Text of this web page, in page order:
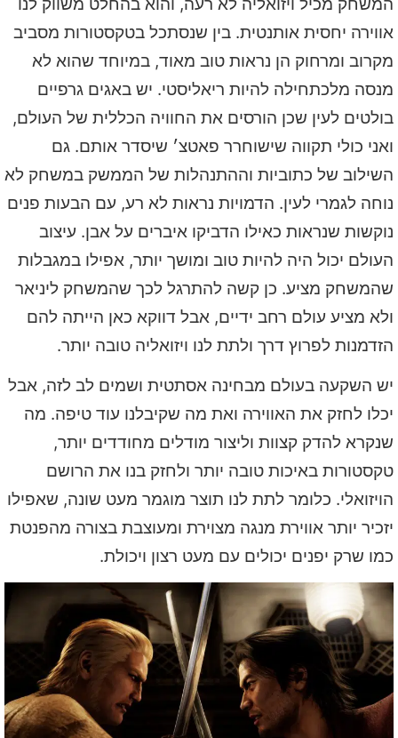
המשחק מכיל ויזואליה לא רעה, והוא בהחלט משווק לנו
אווירה יחסית אותנטית. בין שנסתכל בטקסטורות מסביב
מקרוב ומרחוק הן נראות טוב מאוד, במיוחד שהוא לא
מנסה מלכתחילה להיות ריאליסטי. יש באגים גרפיים
בולטים לעין שכן הורסים את החוויה הכללית של העולם,
ואני כולי תקווה שישוחרר פאטצ׳ שיסדר אותם. גם
השילוב של כתוביות וההתנהלות של הממשק במשחק לא
נוחה לגמרי לעין. הדמויות נראות לא רע, עם הבעות פנים
נוקשות שנראות כאילו הדביקו איברים על אבן. עיצוב
העולם יכול היה להיות טוב ומושך יותר, אפילו במגבלות
שהמשחק מציע. כן קשה להתרגל לכך שהמשחק ליניאר
ולא מציע עולם רחב ידיים, אבל דווקא כאן הייתה להם
הזדמנות לפרוץ דרך ולתת לנו ויזואליה טובה יותר.
יש השקעה בעולם מבחינה אסתטית ושמים לב לזה, אבל
יכלו לחזק את האווירה ואת מה שקיבלנו עוד טיפה. מה
שנקרא להדק קצוות וליצור מודלים מחודדים יותר,
טקסטורות באיכות טובה יותר ולחזק בנו את הרושם
הויזואלי. כלומר לתת לנו תוצר מוגמר מעט שונה, שאפילו
יזכיר יותר אווירת מנגה מצוירת ומעוצבת בצורה מהפנטת
כמו שרק יפנים יכולים עם מעט רצון ויכולת.